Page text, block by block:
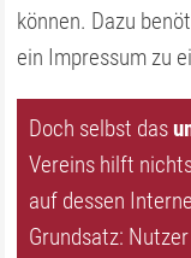
können. Dazu
ein Impressum zu
Doch selbst das
Vereins hilft
auf dessen
Grundsatz: